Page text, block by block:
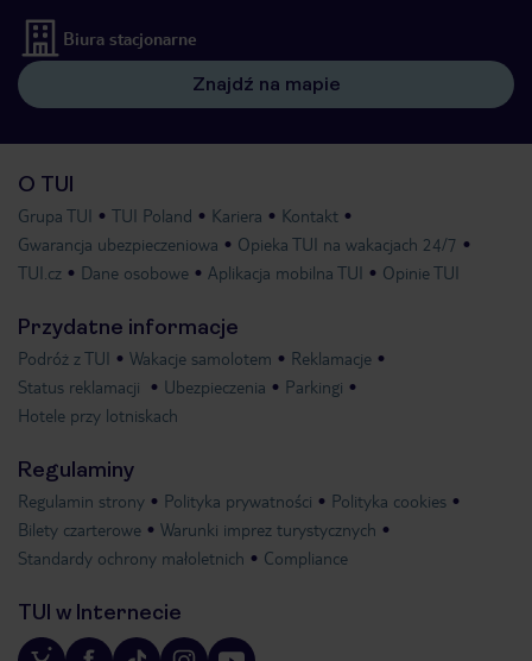
Biura stacjonarne
Znajdź na mapie
O TUI
Grupa TUI TUI Poland Kariera
Kontakt
Gwarancja ubezpieczeniowa
Opieka TUI na wakacjach 24/7
TUI.cz
Dane osobowe Aplikacja mobilna TUI Opinie TUI
Przydatne informacje
Podróż z TUI Wakacje samolotem
Reklamacje
Status reklamacji
Ubezpieczenia
Parkingi
Hotele przy lotniskach
Regulaminy
Regulamin strony Polityka prywatności
Polityka cookies
Bilety czarterowe
Warunki imprez turystycznych
Standardy ochrony małoletnich
Compliance
TUI w Internecie